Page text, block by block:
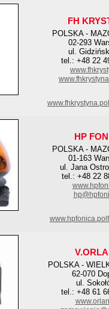
FH
POLSKA -
02-293
ul.
tel.: +48 22
HP
POLSKA -
01-163
ul. Jana
tel.: +48 22
POLSKA -
62-070
ul.
tel.: +48 61